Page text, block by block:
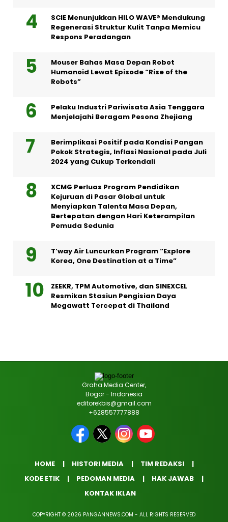
SCIE Menunjukkan HILO WAVE® Mendukung
Regenerasi Struktur Kulit Tanpa Memicu
Respons Peradangan
Mouser Bahas Masa Depan Robot
Humanoid Lewat Episode “Rise of the
Robots”
Pelaku Industri Pariwisata Asia Tenggara
Menjelajahi Beragam Pesona Zhejiang
Berimplikasi Positif pada Kondisi Pangan
Pokok Strategis, Inflasi Nasional pada Juli
2024 yang Cukup Terkendali
XCMG Perluas Program Pendidikan
Kejuruan di Pasar Global untuk
Menyiapkan Talenta Masa Depan,
Bertepatan dengan Hari Keterampilan
Pemuda Sedunia
T’way Air Luncurkan Program “Explore
Korea, One Destination at a Time”
ZEEKR, TPM Automotive, dan SINEXCEL
Resmikan Stasiun Pengisian Daya
Megawatt Tercepat di Thailand
Graha Media Center,
Bogor - Indonesia
editorekbis@gmail.com
+628557777888
HOME HISTORI MEDIA
TIM REDAKSI
KODE ETIK
PEDOMAN MEDIA
HAK JAWAB
KONTAK IKLAN
COPYRIGHT © 2026 PANGANNEWS.COM - ALL RIGHTS RESERVED